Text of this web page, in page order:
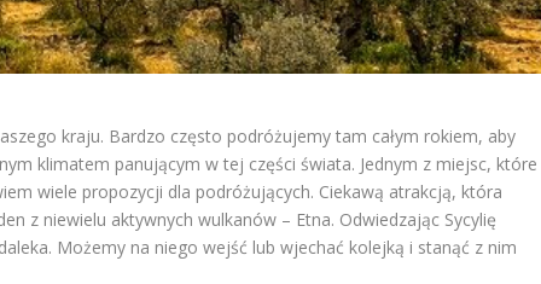
kraju. Bardzo często podróżujemy tam całym rokiem, aby
klimatem panującym w tej części świata. Jednym z miejsc, które
wiele propozycji dla podróżujących. Ciekawą atrakcją, która
z niewielu aktywnych wulkanów – Etna. Odwiedzając Sycylię
Możemy na niego wejść lub wjechać kolejką i stanąć z nim